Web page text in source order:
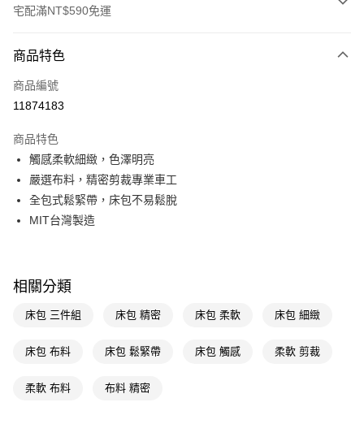
宅配滿NT$590免運
POYA支付
信用卡一次付款
Apple Pay
街口支付
悠遊付
相關說明
【關於「AFTEE先享後付」】
１．簡單：不需註冊會員、不需綁卡、不需儲值。
３．安心：先確認商品／服務後，再付款。
每筆NT$100，滿NT$590(含以上)免運費
商品特色
商品編號
11874183
商品特色
觸感柔軟細緻，色澤明亮
嚴選布料，精密剪裁專業車工
全包式鬆緊帶，床包不易鬆脫
MIT台灣製造
相關分類
床包 三件組 床包 精密 床包 柔軟 床包 細緻
床包 布料 床包 鬆緊帶 床包 觸感 柔軟 剪裁
柔軟 布料 布料 精密